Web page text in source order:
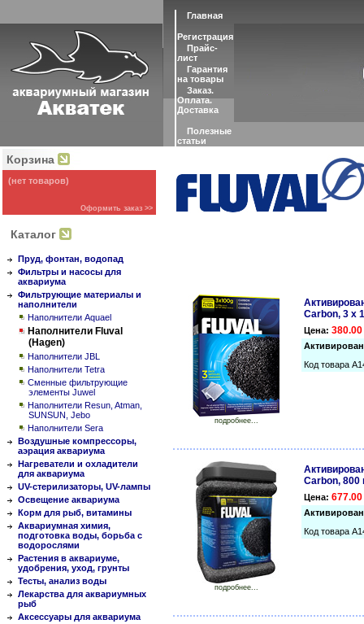
Главная
Регистрация
Прайс-
лист
Гарантия
на товары
Заказ.
Оплата.
Доставка
Полезные
статьи
Корзина
(нет товаров)
Оформить заказ >>
Каталог
Пруд, фонтан, водопад
Фильтры и насосы для
аквариума
Фильтрующие материалы и
наполнители
Наполнители Aquael
Наполнители Fluval
(Hagen)
Наполнители JBL
Наполнители Tetra
Сменные фильтрующие
элементы Juwel
Наполнители Resun, Atman,
SUNSUN, Jebo
Наполнители Sera
Воздушные компрессоры,
аэрация аквариума
Нагреватели и охладители
для аквариума
UV-стерилизаторы, UV-лампы
Освещение аквариума
Корм для рыб, витамины
Аквариумная химия,
подготовка воды, борьба с
водорослями
Растения в аквариуме,
удобрения, уход, грунты
Тесты, анализ воды
Лекарства для аквариумных
рыб
Аксессуары для аквариума
подробнее...
Carbon, 3 x
Цена: 380.00
Код товара
подробнее...
Carbon, 800
Цена: 677.00
Код товара